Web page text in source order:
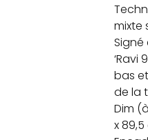
mixte
‘Ravi
bas
de la
Dim
x